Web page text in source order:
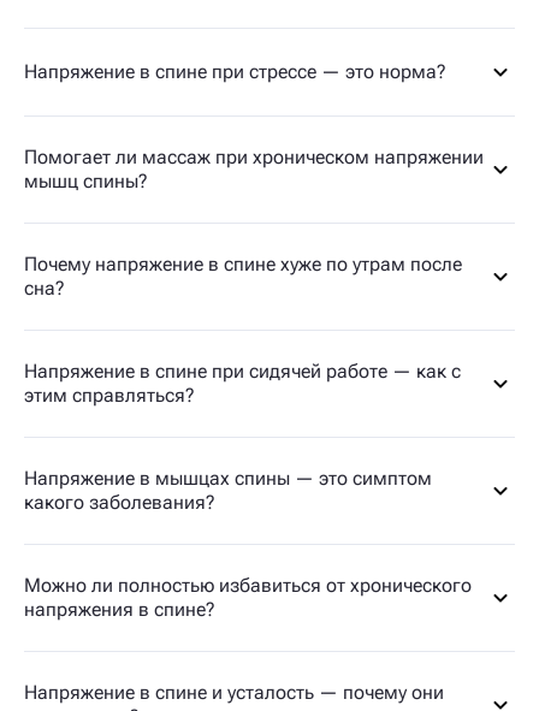
Напряжение в спине при стрессе — это норма?
Помогает ли массаж при хроническом напряжении
мышц спины?
Почему напряжение в спине хуже по утрам после
сна?
Напряжение в спине при сидячей работе — как с
этим справляться?
Напряжение в мышцах спины — это симптом
какого заболевания?
Можно ли полностью избавиться от хронического
напряжения в спине?
Напряжение в спине и усталость — почему они